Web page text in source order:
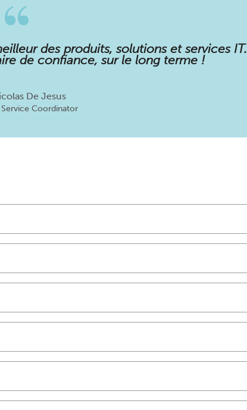
des produits, solutions et services IT.
de confiance, sur le long terme !
De Jesus
Service Coordinator